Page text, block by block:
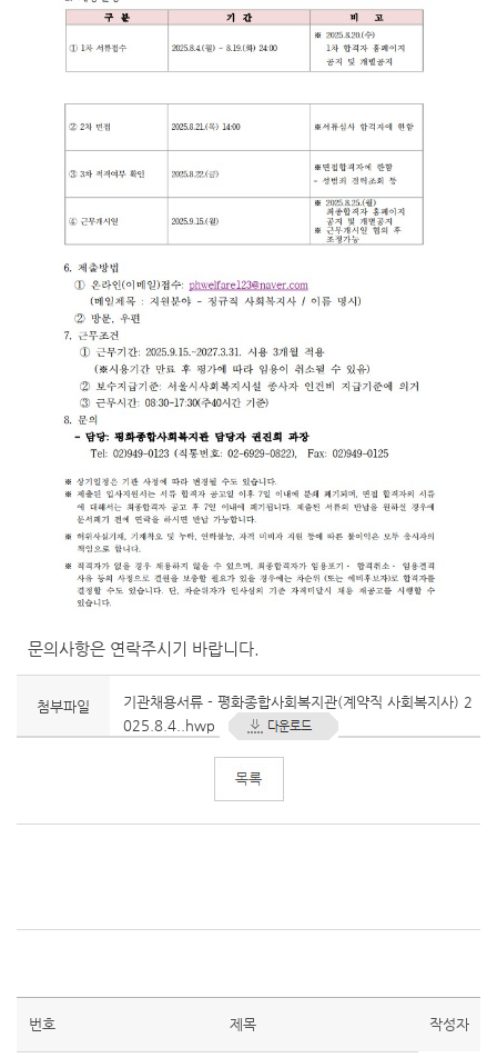
문의사항은 연락주시기 바랍니다.
첨부파일
기관채용서류 - 평화종합사회복지관(계약직 사회복지사) 2
025.8.4..hwp
번호 제목 작성자